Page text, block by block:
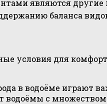
являются
баланса
условия для
в водоёме играют
водоёмы с